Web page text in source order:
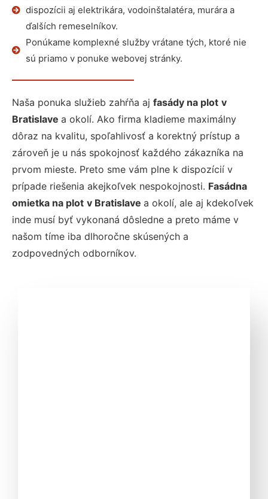
dispozícii aj elektrikára, vodoinštalatéra, murára a
ďalších remeselníkov.
Ponúkame komplexné služby vrátane tých, ktoré nie
sú priamo v ponuke webovej stránky.
Naša ponuka služieb zahŕňa aj fasády na plot v
Bratislave a okolí. Ako firma kladieme maximálny
dôraz na kvalitu, spoľahlivosť a korektný prístup a
zároveň je u nás spokojnosť každého zákazníka na
prvom mieste. Preto sme vám plne k dispozícií v
prípade riešenia akejkoľvek nespokojnosti. Fasádna
omietka na plot v Bratislave a okolí, ale aj kdekoľvek
inde musí byť vykonaná dôsledne a preto máme v
našom tíme iba dlhoročne skúsených a
zodpovedných odborníkov.